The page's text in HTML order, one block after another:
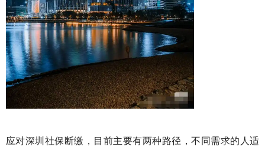
应对深圳社保断缴，目前主要有两种路径，不同需求的人适